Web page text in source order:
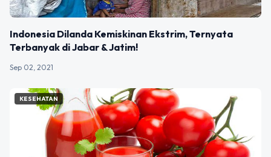
Indonesia Dilanda Kemiskinan Ekstrim, Ternyata
Terbanyak di Jabar & Jatim!
Sep 02, 2021
KESEHATAN